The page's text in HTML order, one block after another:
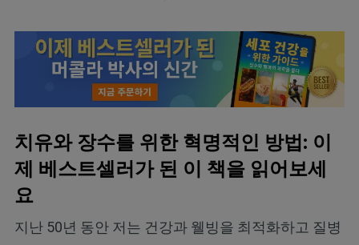
치유와 장수를 위한 혁명적인 방법: 이
제 베스트셀러가 된 이 책을 읽어보세
요
지난 50년 동안 저는 건강과 웰빙을 최적화하고 질병